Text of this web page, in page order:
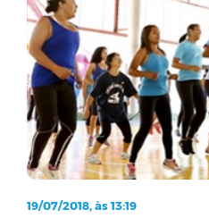
19/07/2018, às 13:19